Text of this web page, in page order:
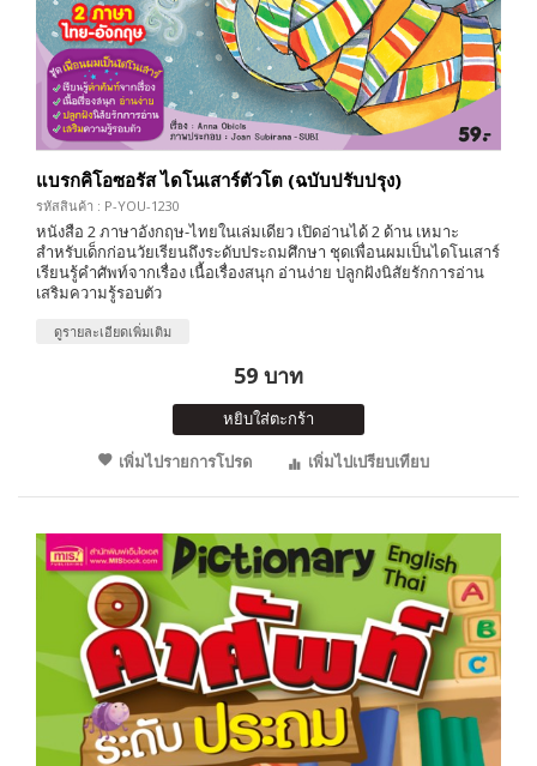
แบรกคิโอซอรัส ไดโนเสาร์ตัวโต (ฉบับปรับปรุง)
รหัสสินค้า : P-YOU-1230
หนังสือ 2 ภาษาอังกฤษ-ไทยในเล่มเดียว เปิดอ่านได้ 2 ด้าน เหมาะ
สำหรับเด็กก่อนวัยเรียนถึงระดับประถมศึกษา ชุดเพื่อนผมเป็นไดโนเสาร์
เรียนรู้คำศัพท์จากเรื่อง เนื้อเรื่องสนุก อ่านง่าย ปลูกฝังนิสัยรักการอ่าน
เสริมความรู้รอบตัว
ดูรายละเอียดเพิ่มเติม
59 บาท
หยิบใส่ตะกร้า
เพิ่มไปรายการโปรด
เพิ่มไปเปรียบเทียบ